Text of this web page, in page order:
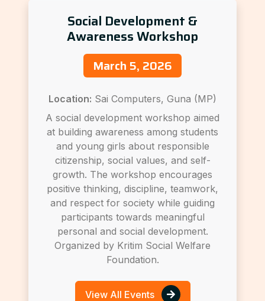
Social Development &
Awareness Workshop
March 5, 2026
Location: Sai Computers, Guna (MP)
A social development workshop aimed
at building awareness among students
and young girls about responsible
citizenship, social values, and self-
growth. The workshop encourages
positive thinking, discipline, teamwork,
and respect for society while guiding
participants towards meaningful
personal and social development.
Organized by Kritim Social Welfare
Foundation.
View All Events